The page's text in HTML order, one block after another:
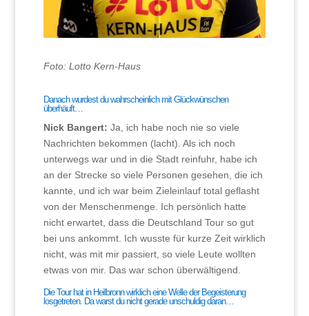
Foto: Lotto Kern-Haus
Danach wurdest du wahrscheinlich mit Glückwünschen
überhäuft…
Nick Bangert: Ja, ich habe noch nie so viele
Nachrichten bekommen (lacht). Als ich noch
unterwegs war und in die Stadt reinfuhr, habe ich
an der Strecke so viele Personen gesehen, die ich
kannte, und ich war beim Zieleinlauf total geflasht
von der Menschenmenge. Ich persönlich hatte
nicht erwartet, dass die Deutschland Tour so gut
bei uns ankommt. Ich wusste für kurze Zeit wirklich
nicht, was mit mir passiert, so viele Leute wollten
etwas von mir. Das war schon überwältigend.
Die Tour hat in Heilbronn wirklich eine Welle der Begeisterung
losgetreten. Da warst du nicht gerade unschuldig daran…